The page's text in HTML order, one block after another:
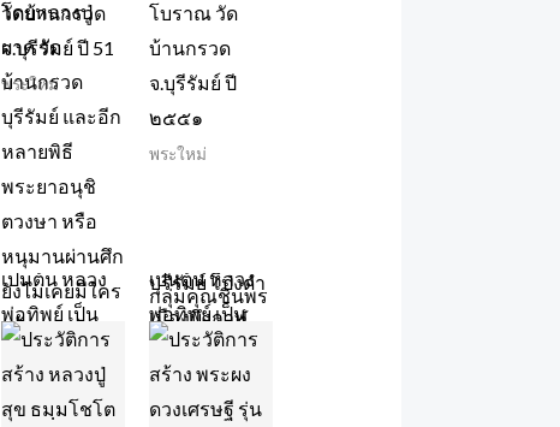
วัดบ้านกรวด
จ.บุรีรัมย์ ปี 51
พระใหม่
โบราณ วัด
บ้านกรวด
จ.บุรีรัมย์ ปี
๒๕๕๑
พระใหม่